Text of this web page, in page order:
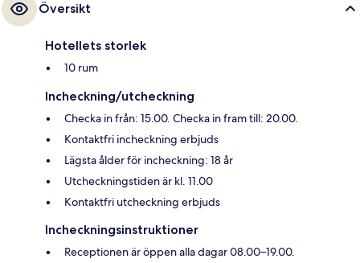
Översikt
Hotellets storlek
10 rum
Incheckning/utcheckning
Checka in från: 15.00. Checka in fram till: 20.00.
Kontaktfri incheckning erbjuds
Lägsta ålder för incheckning: 18 år
Utcheckningstiden är kl. 11.00
Kontaktfri utcheckning erbjuds
Incheckningsinstruktioner
Receptionen är öppen alla dagar 08.00–19.00.